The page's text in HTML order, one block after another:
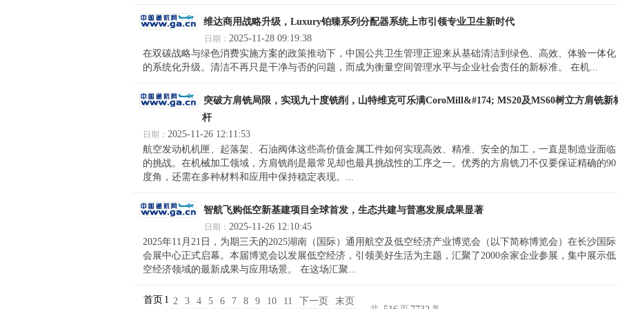
维达商用战略升级，Luxury铂臻系列分配器系统上市引领专业卫生新时代
日期： 2025-11-28 09:19:38
在双碳战略与绿色消费实施方案的政策推动下，中国公共卫生管理正迎来从基础清洁到绿色、高效、体验一体化
的系统化升级。清洁不再只是干净与否的问题，而成为衡量空间管理水平与企业社会责任的新标准。 在机...
突破方肩铣局限，实现九十度铣削，山特维克可乐满CoroMill&#174; MS20及MS60树立方肩铣新
杆
日期： 2025-11-26 12:11:53
航空发动机机匣、起落架、石油阀体这些高价值金属工件如何实现高效、精准、安全的加工，一直是制造业面临
的挑战。在机械加工领域，方肩铣削是最常见却也最具挑战性的工序之一。优秀的方肩铣刀不仅要保证精确的90
度角，还需在多种材料和应用中保持稳定表现。...
智航飞购低空新基建项目全球首发，生态共建与普惠发展成果显著
日期： 2025-11-26 12:10:45
2025年11月21日，为期三天的2025湖南（国际）通用航空及低空经济产业博览会（以下简称博览会）在长沙国际
会展中心正式启幕。本届博览会以发展低空经济，引领美好生活为主题，汇聚了2000余家企业参展，集中展示低
空经济领域的最新成果与应用场景。 在这场汇聚...
首页 1 2 3 4 5 6 7 8 9 10 11 下一页
末页